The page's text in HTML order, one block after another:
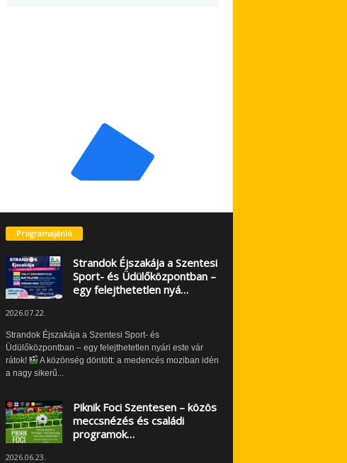
Programajánló
Strandok Éjszakája a Szentesi
Sport- és Üdülőközpontban –
egy felejthetetlen nyá…
2026.07.22.
Strandok Éjszakája a Szentesi Sport- és
Üdülőközpontban – egy felejthetetlen nyári este vár
rátok!
A közönség döntött: a medencés moziban idén
a nagy sikerű...
Piknik Foci Szentesen – közös
meccsnézés és családi
programok…
2026.06.23.